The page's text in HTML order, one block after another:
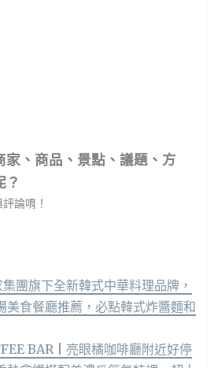
家、商品、景點、議題、方
？
論唷！
團旗下全新韓式中華料理品牌，
美食餐廳推薦，必點韓式炸醬麵和
BAR | 亮眼橘咖啡廳附近好停